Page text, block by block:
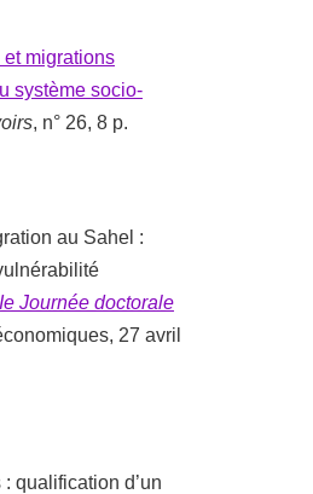
migrations
système socio-
, n° 26, 8 p.
au Sahel :
Journée doctorale
27 avril
qualification d’un